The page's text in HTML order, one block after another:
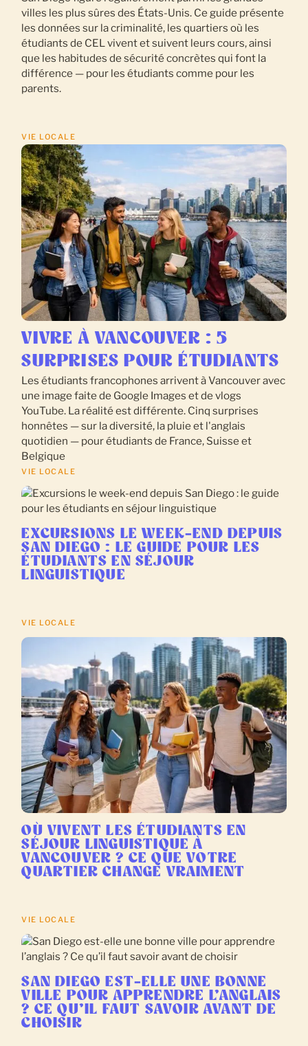
villes les plus sûres des États-Unis. Ce guide présente
les données sur la criminalité, les quartiers où les
étudiants de CEL vivent et suivent leurs cours, ainsi
que les habitudes de sécurité concrètes qui font la
différence — pour les étudiants comme pour les
parents.
VIE LOCALE
VIVRE À VANCOUVER : 5
SURPRISES POUR ÉTUDIANTS
Les étudiants francophones arrivent à Vancouver avec
une image faite de Google Images et de vlogs
YouTube. La réalité est différente. Cinq surprises
honnêtes — sur la diversité, la pluie et l'anglais
quotidien — pour étudiants de France, Suisse et
Belgique
VIE LOCALE
EXCURSIONS LE WEEK-END DEPUIS
SAN DIEGO : LE GUIDE POUR LES
ÉTUDIANTS EN SÉJOUR
LINGUISTIQUE
VIE LOCALE
OÙ VIVENT LES ÉTUDIANTS EN
SÉJOUR LINGUISTIQUE À
VANCOUVER ? CE QUE VOTRE
QUARTIER CHANGE VRAIMENT
VIE LOCALE
SAN DIEGO EST-ELLE UNE BONNE
VILLE POUR APPRENDRE L’ANGLAIS
? CE QU’IL FAUT SAVOIR AVANT DE
CHOISIR